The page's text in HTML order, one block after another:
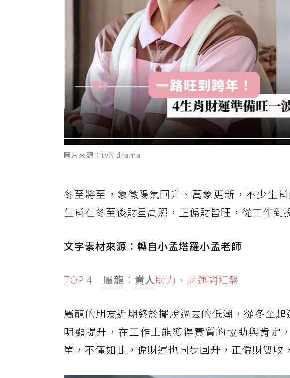
圖片來源：tvN drama
冬至將至，象徵陽氣回升、萬象更新，不少生
生肖在冬至後財星高照，正偏財皆旺，從工作到
文字素材來源：轉自小孟塔羅小孟老師
TOP 4 屬龍 ： 貴人助力、財運開紅盤
屬龍的朋友近期終於擺脫過去的低潮，從冬至
明顯提升，在工作上能獲得實質的協助與肯定
單，不僅如此，偏財運也同步回升，正偏財雙收